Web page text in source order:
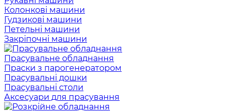
Колонкові машини
Гудзикові машини
Петельні машини
Закріпочні машини
Прасувальне обладнання
Праски з парогенератором
Прасувальні дошки
Прасувальні столи
Аксесуари для прасування